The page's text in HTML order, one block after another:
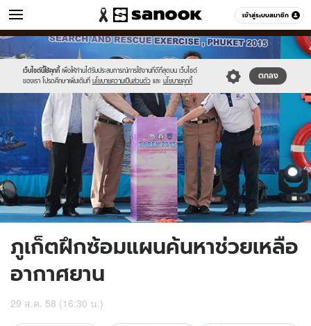
เข้าสู่ระบบสมาชิก
ข่าว หมวดอื่นๆ
เว็บไซต์นี้ใช้คุกกี้ เพื่อให้ท่านได้รับประสบการณ์การใช้งานที่ดีที่สุดบน เว็บไซต์
ของเรา โปรดศึกษาเพิ่มเติมที่ นโยบายความเป็นส่วนตัว และ นโยบายคุกกี้
ตกลง
Sanook
//s.isanook.com/sr/0/images/logo-
new-
sanook.png
//s.isanook.com/ns/0/ud/371/1856466/642401-
01.jpg
ภูเก็ตฝึกซ้อมแผนค้นหาช่วยเหลือ
อากาศยาน
29 ส.ค. 58 (16:30 น.)